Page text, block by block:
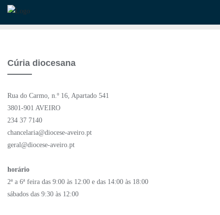
Skip
Cúria diocesana
Rua do Carmo, n.º 16, Apartado 541
3801-901 AVEIRO
234 37 7140
chancelaria@diocese-aveiro.pt
geral@diocese-aveiro.pt
horário
2ª a 6ª feira das 9:00 às 12:00 e das 14:00 às 18:00
sábados das 9:30 às 12:00